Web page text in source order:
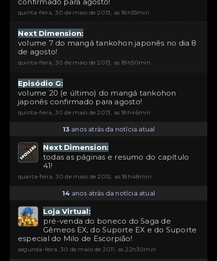
quinta-feira, 30 de maio de 2013, as 18h55min
Next Dimension:
volume 7 do mangá tankohon japonês no dia 8
de agosto!
quinta-feira, 30 de maio de 2013, as 18h50min
Episódio G:
volume 20 (e último) do mangá tankohon
japonês confirmado para agosto!
quinta-feira, 30 de maio de 2013, as 18h46min
13 anos atrás da notícia atual
Next Dimension:
todas as páginas e resumo do capítulo
41!
quarta-feira, 30 de maio de 2012, as 18h48min
14 anos atrás da notícia atual
Loja Virtual:
pré-venda do boneco do Saga de
Gêmeos EX, do Suporte EX e do Suporte
especial do Milo de Escorpião!
segunda-feira, 30 de maio de 2011, as 22h30min